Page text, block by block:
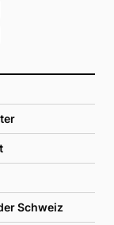
Schweiz